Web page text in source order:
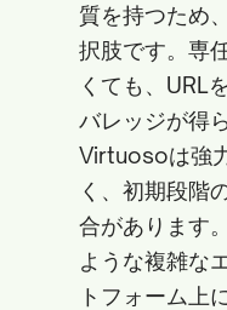
質を持つため
択肢です。専
くても、URL
バレッジが得
Virtuosoは強
く、初期段階
合があります
ような複雑な
トフォーム上